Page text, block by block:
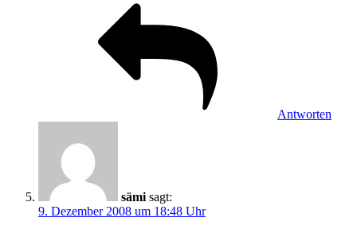
Antworten
sämi sagt:
9. Dezember 2008 um 18:48 Uhr